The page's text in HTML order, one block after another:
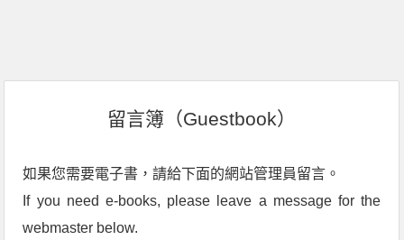
留言簿（Guestbook）
如果您需要電子書，請給下面的網站管理員留言。
If you need e-books, please leave a message for the
webmaster below.